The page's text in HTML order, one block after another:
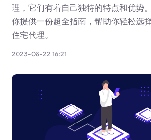
理，它们有着自己独特的特点和优势
你提供一份超全指南，帮助你轻松选
住宅代理。
2023-08-22 16:21